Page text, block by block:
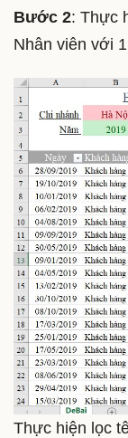
Bước 2: Thực
Nhân viên với
Thực hiện lọc